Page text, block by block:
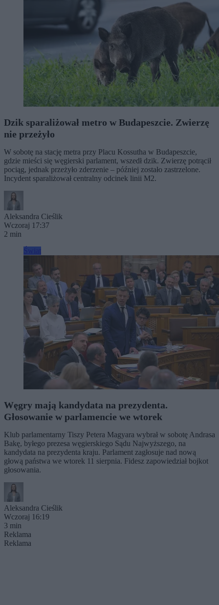
Dzik sparaliżował metro w Budapeszcie. Zwierzę
nie przeżyło
W sobotę na stację metra przy Placu Kossutha w Budapeszcie,
gdzie mieści się węgierski parlament, wszedł dzik. Zwierzę potrącił
pociąg, jednak przeżyło zderzenie – później zostało zastrzelone.
Incydent sparaliżował centralny odcinek linii M2.
Aleksandra Cieślik
Wczoraj 17:37
2 min
Węgry mają kandydata na prezydenta.
Głosowanie w parlamencie we wtorek
Klub parlamentarny Tiszy Petera Magyara wybrał w sobotę Andrasa
Bakę, byłego prezesa węgierskiego Sądu Najwyższego, na
kandydata na prezydenta kraju. Parlament zagłosuje nad nową
głową państwa we wtorek 11 sierpnia. Fidesz zapowiedział bojkot
głosowania.
Aleksandra Cieślik
Wczoraj 16:19
3 min
Reklama
Reklama